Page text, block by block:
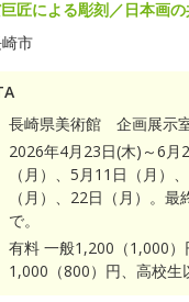
匠による彫刻／日本画
市
長崎県美術館 企画展示
2026年4月23日(木)～6月
（月）、5月11日（月）
（月）、22日（月）。
で。
有料 一般1,200（1,000
1,000（800）円、高校